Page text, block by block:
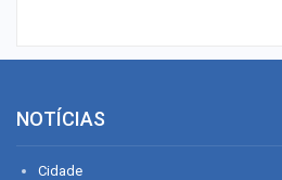
NOTÍCIAS
Cidade